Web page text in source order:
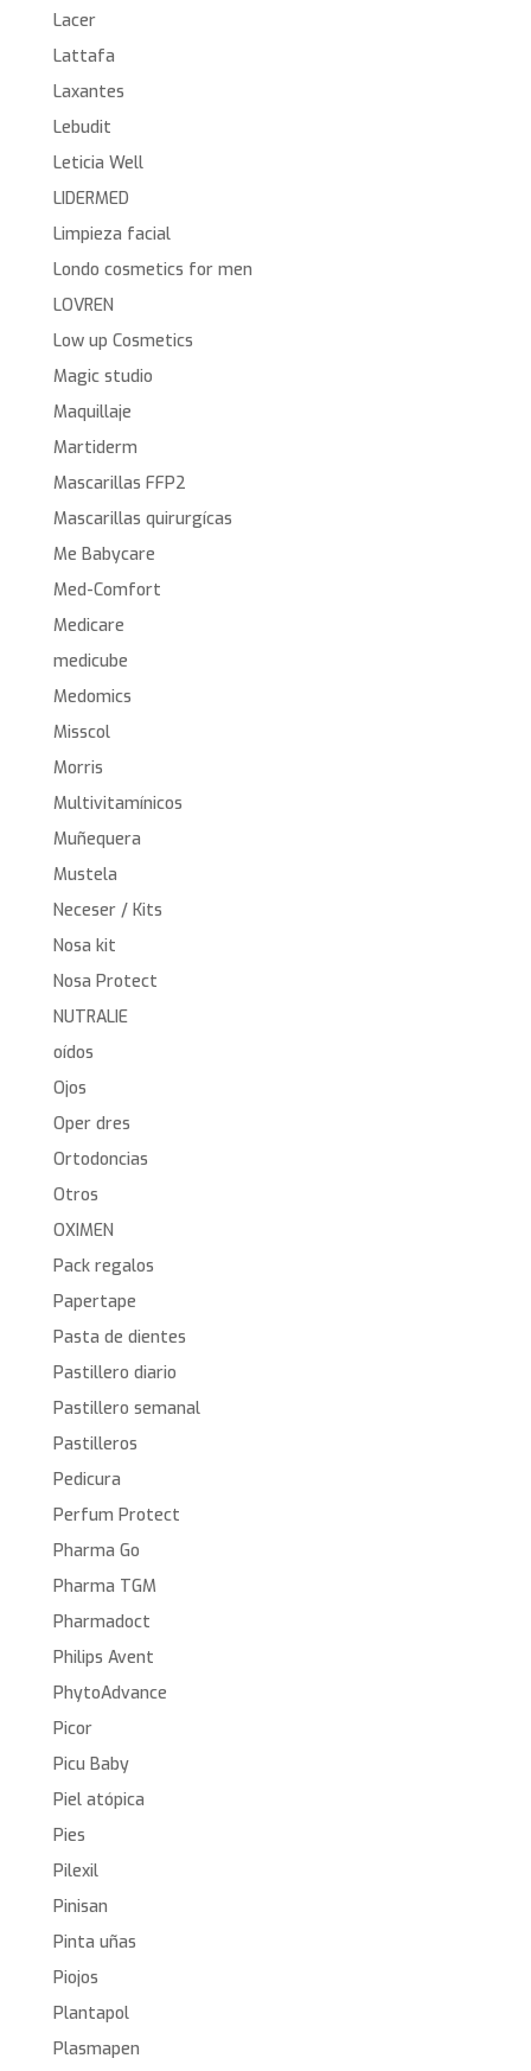
Lacer
Lattafa
Laxantes
Lebudit
Leticia Well
LIDERMED
Limpieza facial
Londo cosmetics for men
LOVREN
Low up Cosmetics
Magic studio
Maquillaje
Martiderm
Mascarillas FFP2
Mascarillas quirurgícas
Me Babycare
Med-Comfort
Medicare
medicube
Medomics
Misscol
Morris
Multivitamínicos
Muñequera
Mustela
Neceser / Kits
Nosa kit
Nosa Protect
NUTRALIE
oídos
Ojos
Oper dres
Ortodoncias
Otros
OXIMEN
Pack regalos
Papertape
Pasta de dientes
Pastillero diario
Pastillero semanal
Pastilleros
Pedicura
Perfum Protect
Pharma Go
Pharma TGM
Pharmadoct
Philips Avent
PhytoAdvance
Picor
Picu Baby
Piel atópica
Pies
Pilexil
Pinisan
Pinta uñas
Piojos
Plantapol
Plasmapen